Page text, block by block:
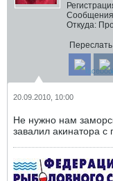
Откуда:
20.09.2010, 10:00
Не нужно нам
завалил акинатора с